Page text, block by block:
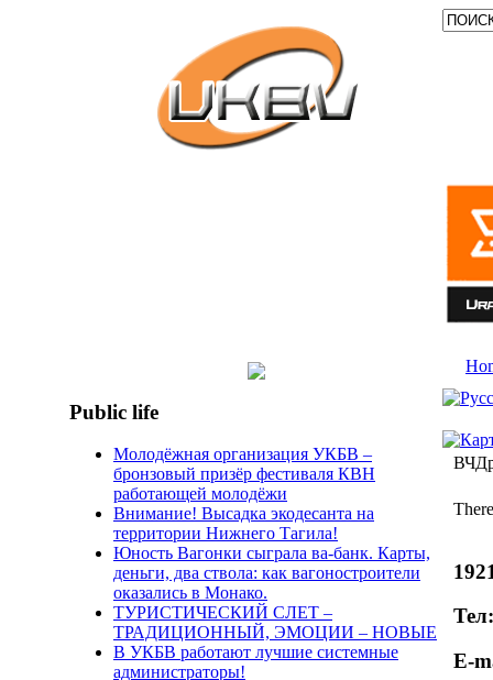
Public life
Молодёжная организация УКБВ –
бронзовый призёр фестиваля КВН
работающей молодёжи
Внимание! Высадка экодесанта на
территории Нижнего Тагила!
Юность Вагонки сыграла ва-банк. Карты,
деньги, два ствола: как вагоностроители
оказались в Монако.
ТУРИСТИЧЕСКИЙ СЛЕТ –
ТРАДИЦИОННЫЙ, ЭМОЦИИ – НОВЫЕ
В УКБВ работают лучшие системные
администраторы!
E-